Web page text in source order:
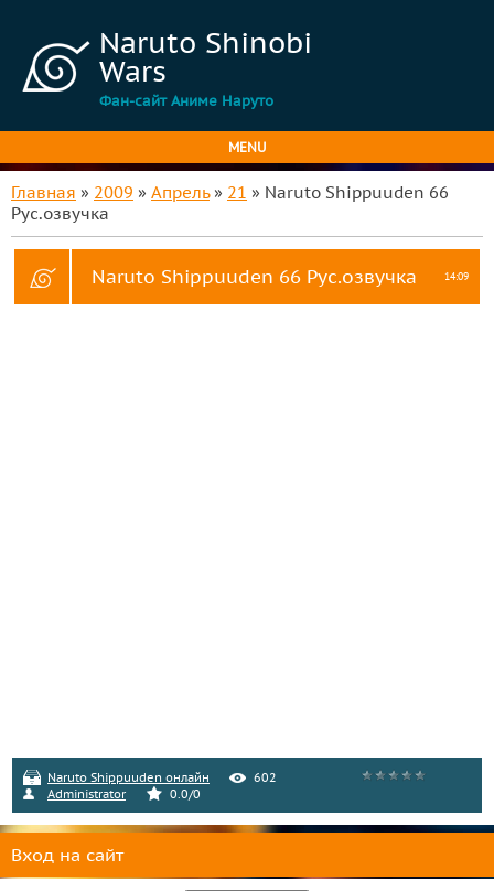
Naruto Shinobi
Wars
Фан-сайт Аниме Наруто
MENU
Главная » 2009 » Апрель » 21 » Naruto Shippuuden 66
Рус.озвучка
14:09
Naruto Shippuuden 66 Рус.озвучка
Naruto Shippuuden онлайн
602
Administrator
0.0/0
Вход на сайт